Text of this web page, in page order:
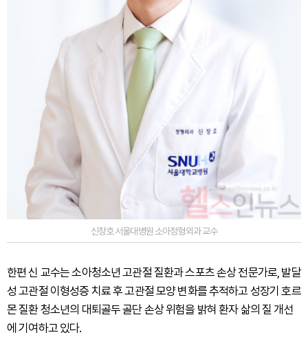
신창호 서울대병원 소아정형외과 교수
한편 신 교수는 소아청소년 고관절 질환과 스포츠 손상 전문가로, 발달
성 고관절 이형성증 치료 후 고관절 모양 변화를 추적하고 성장기 호르
몬 질환 청소년의 대퇴골두 골단 손상 위험을 밝혀 환자 삶의 질 개선
에 기여하고 있다.